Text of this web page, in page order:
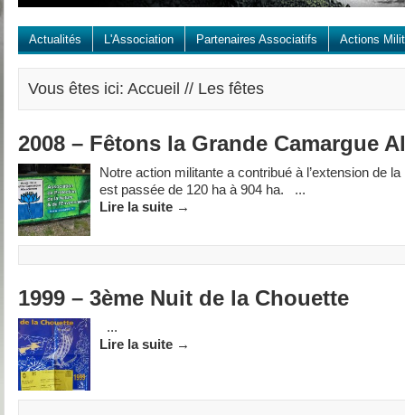
Actualités L'Association Partenaires Associatifs Actions
Vous êtes ici: Accueil // Les fêtes
2008 – Fêtons la Grande Camargue
Notre action militante a contribué à l’extension de
est passée de 120 ha à 904 ha. ...
Lire la suite →
1999 – 3ème Nuit de la Chouette
...
Lire la suite →